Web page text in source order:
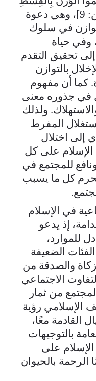
وَلَا تُخْسِرُوا الْمِيزَانَ﴾ [الرحمن: 9]، وهي دعوة
في سلوك
وفي حياة
تحقيق التقدم
بالتوازن
كما أن مفهوم
في جذوره معنى
ولذلك
المفرط
إلى اختلال
الإسلام على كل
للمجتمع في
كل ما يسبب
في الإسلام
إذ يدعو
للموارد،
الضعيفة
والصدقة من
الاجتماعي
من ثمار
الإسلامي رؤية
القادمة معًا،
بالتوجيهات
الإسلام على
الرحمة بالحيوان